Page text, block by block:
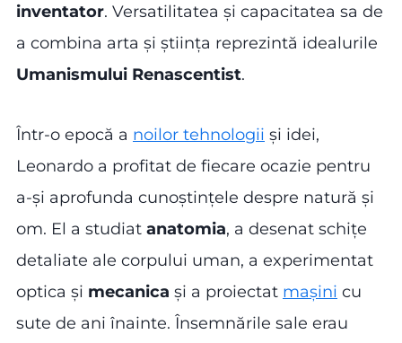
inventator. Versatilitatea și capacitatea sa de
a combina arta și știința reprezintă idealurile
Umanismului Renascentist.
Într-o epocă a noilor tehnologii și idei,
Leonardo a profitat de fiecare ocazie pentru
a-și aprofunda cunoștințele despre natură și
om. El a studiat anatomia, a desenat schițe
detaliate ale corpului uman, a experimentat
optica și mecanica și a proiectat mașini cu
sute de ani înainte. Însemnările sale erau